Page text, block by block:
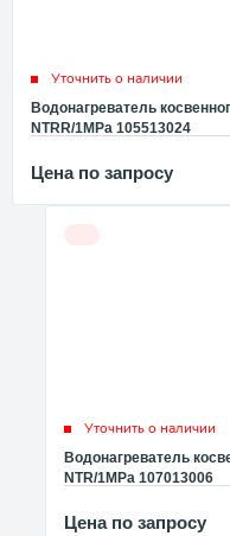
Уточнить о наличии
Водонагреватель
NTRR/1MPa 105513024
Цена по запросу
Уточнить о наличии
Водонагреватель
NTR/1MPa 107013006
Цена по запросу